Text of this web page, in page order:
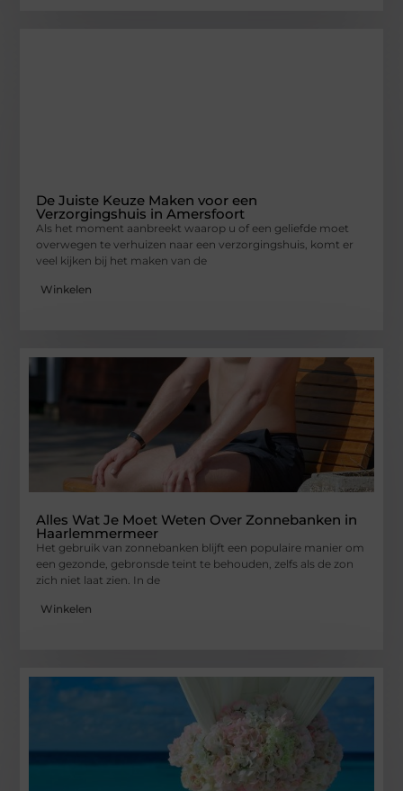
De Juiste Keuze Maken voor een
Verzorgingshuis in Amersfoort
Als het moment aanbreekt waarop u of een geliefde moet
overwegen te verhuizen naar een verzorgingshuis, komt er
veel kijken bij het maken van de
Winkelen
Alles Wat Je Moet Weten Over Zonnebanken in
Haarlemmermeer
Het gebruik van zonnebanken blijft een populaire manier om
een gezonde, gebronsde teint te behouden, zelfs als de zon
zich niet laat zien. In de
Winkelen